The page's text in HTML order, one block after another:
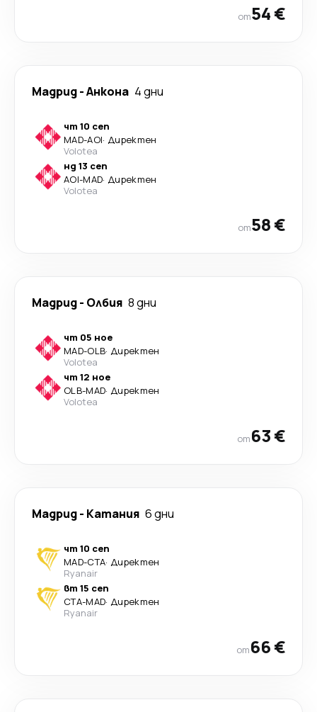
от54 €
Мадрид-Анкона 4 дни
чт 10 сеп
MAD-AOI· Директен
Volotea
нд 13 сеп
AOI-MAD· Директен
Volotea
от58 €
Мадрид- Олбия 8 дни
чт 05 ное
MAD-OLB· Директен
Volotea
чт 12 ное
OLB-MAD· Директен
Volotea
от63 €
Мадрид- Катания 6 дни
чт 10 сеп
MAD-CTA· Директен
Ryanair
вт 15 сеп
CTA-MAD· Директен
Ryanair
от66 €